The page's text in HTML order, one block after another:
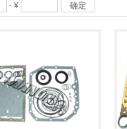
- ¥ 确定